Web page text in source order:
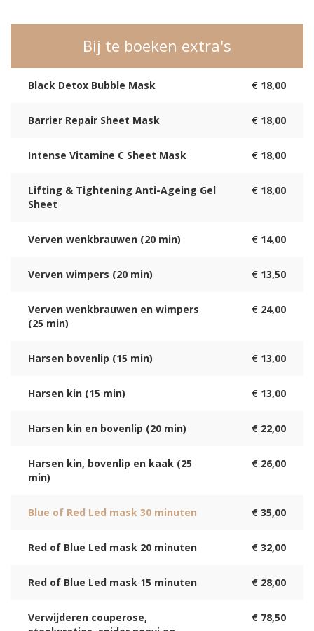
Bij te boeken extra's
Black Detox Bubble Mask € 18,00
Barrier Repair Sheet Mask € 18,00
Intense Vitamine C Sheet Mask € 18,00
Lifting & Tightening Anti-Ageing Gel
Sheet
€ 18,00
Verven wenkbrauwen (20 min) € 14,00
Verven wimpers (20 min) € 13,50
Verven wenkbrauwen en wimpers
(25 min)
€ 24,00
Harsen bovenlip (15 min) € 13,00
Harsen kin (15 min) € 13,00
Harsen kin en bovenlip (20 min) € 22,00
Harsen kin, bovenlip en kaak (25
min)
€ 26,00
Blue of Red Led mask 30 minuten € 35,00
Red of Blue Led mask 20 minuten € 32,00
Red of Blue Led mask 15 minuten € 28,00
Verwijderen couperose,
€ 78,50